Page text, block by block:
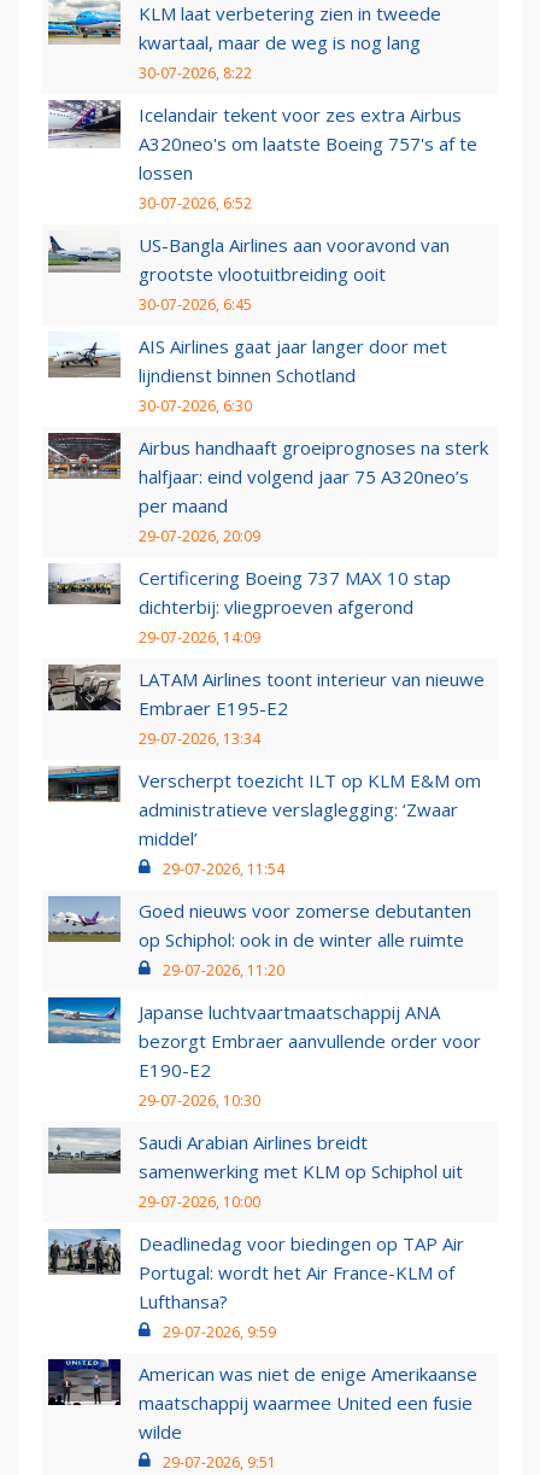
KLM laat verbetering zien in tweede
kwartaal, maar de weg is nog lang
30-07-2026, 8:22
Icelandair tekent voor zes extra Airbus
A320neo's om laatste Boeing 757's af te
lossen
30-07-2026, 6:52
US-Bangla Airlines aan vooravond van
grootste vlootuitbreiding ooit
30-07-2026, 6:45
AIS Airlines gaat jaar langer door met
lijndienst binnen Schotland
30-07-2026, 6:30
Airbus handhaaft groeiprognoses na sterk
halfjaar: eind volgend jaar 75 A320neo’s
per maand
29-07-2026, 20:09
Certificering Boeing 737 MAX 10 stap
dichterbij: vliegproeven afgerond
29-07-2026, 14:09
LATAM Airlines toont interieur van nieuwe
Embraer E195-E2
29-07-2026, 13:34
Verscherpt toezicht ILT op KLM E&M om
administratieve verslaglegging: ‘Zwaar
middel’
29-07-2026, 11:54
Goed nieuws voor zomerse debutanten
op Schiphol: ook in de winter alle ruimte
29-07-2026, 11:20
Japanse luchtvaartmaatschappij ANA
bezorgt Embraer aanvullende order voor
E190-E2
29-07-2026, 10:30
Saudi Arabian Airlines breidt
samenwerking met KLM op Schiphol uit
29-07-2026, 10:00
Deadlinedag voor biedingen op TAP Air
Portugal: wordt het Air France-KLM of
Lufthansa?
29-07-2026, 9:59
American was niet de enige Amerikaanse
maatschappij waarmee United een fusie
wilde
29-07-2026, 9:51